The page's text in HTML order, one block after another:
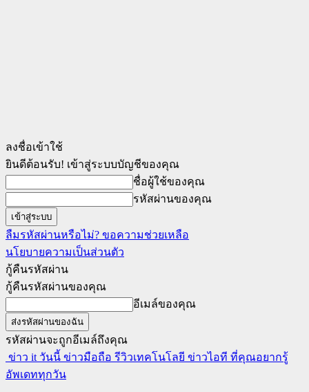
ลงชื่อเข้าใช้
ยินดีต้อนรับ! เข้าสู่ระบบบัญชีของคุณ
ชื่อผู้ใช้ของคุณ
รหัสผ่านของคุณ
ลืมรหัสผ่านหรือไม่? ขอความช่วยเหลือ
นโยบายความเป็นส่วนตัว
กู้คืนรหัสผ่าน
กู้คืนรหัสผ่านของคุณ
อีเมล์ของคุณ
รหัสผ่านจะถูกอีเมล์ถึงคุณ
ข่าว it วันนี้ ข่าวมือถือ รีวิวเทคโนโลยี ข่าวไอที ที่คุณอยากรู้
อัพเดททุกวัน